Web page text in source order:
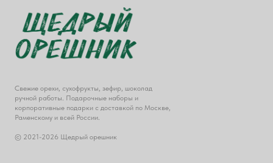
Свежие орехи, сухофрукты, зефир, шоколад
ручной работы. Подарочные наборы и
корпоративные подарки с доставкой по Москве,
Раменскому и всей России.
© 2021-2026 Щедрый орешник